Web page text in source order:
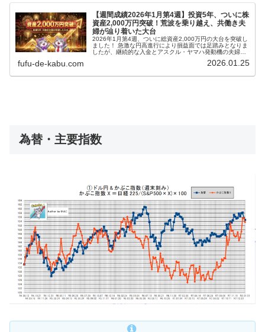
【週間成績2026年1月第4週】投資5年、ついに株
資産2,000万円突破！荒波を乗り越え、共働き夫
婦が辿り着いた大台
2026年1月第4週、ついに総資産2,000万円の大台を突破し
ました！ 急激な円高進行により損益面では足踏みとなりま
したが、継続的な入金とアスクル・ヤマハ発動機の夫婦2
したことで目標を達成。節目の記録と、今後の戦略につい
fufu-de-kabu.com 2026.01.25
為替・主要指数